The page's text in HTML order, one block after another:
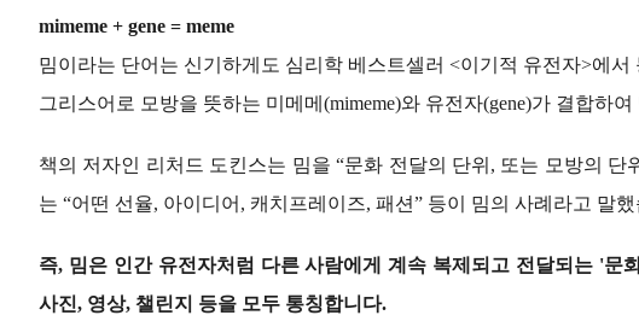
mimeme + gene = meme
밈이라는 단어는 신기하게도 심리학 베스트셀러 <이기적 유전자>에서
그리스어로 모방을 뜻하는 미메메(mimeme)와 유전자(gene)가 결합하
책의 저자인 리처드 도킨스는 밈을 “문화 전달의 단위, 또는 모방의 단
는 “어떤 선율, 아이디어, 캐치프레이즈, 패션” 등이 밈의 사례라고 말
즉, 밈은 인간 유전자처럼 다른 사람에게 계속 복제되고 전달되는 '문
사진, 영상, 챌린지 등을 모두 통칭합니다.